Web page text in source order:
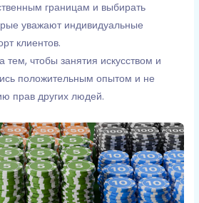
границам и выбирать
уважают индивидуальные
клиентов.
тем, чтобы занятия искусством и
положительным опытом и не
прав других людей.